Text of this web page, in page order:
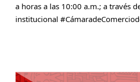
a horas a las 10:00 a.m.; a través
institucional